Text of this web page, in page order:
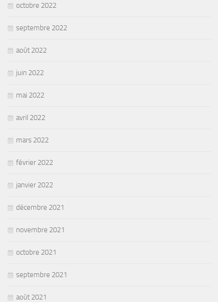
octobre 2022
septembre 2022
août 2022
juin 2022
mai 2022
avril 2022
mars 2022
février 2022
janvier 2022
décembre 2021
novembre 2021
octobre 2021
septembre 2021
août 2021